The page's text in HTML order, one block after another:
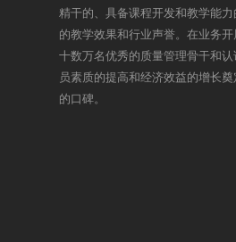
精干的、具备课程开发和教学能
的教学效果和行业声誉。在业务
十数万名优秀的质量管理骨干和
员素质的提高和经济效益的增长
的口碑。